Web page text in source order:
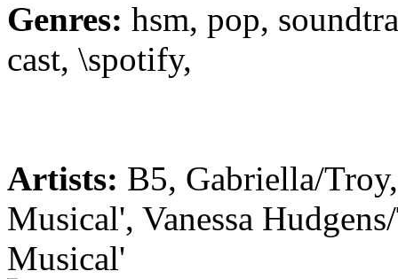
Genres: hsm, pop,
cast, \spotify,
Artists: B5, Gabriella/
Musical', Vanessa
Musical'